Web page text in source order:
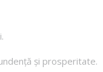
și prosperitate.